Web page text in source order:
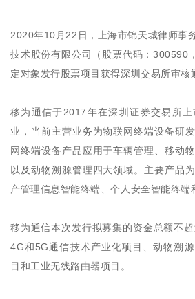
2020年10月22日，上海市锦天城律师事
技术股份有限公司（股票代码：300590
定对象发行股票项目获得深圳交易所审核
移为通信于2017年在深圳证券交易所
业，当前主营业务为物联网终端设备研
网终端设备产品应用于车辆管理、移动
以及动物溯源管理四大领域。主要产品
产管理信息智能终端、个人安全智能终端
移为通信本次发行拟募集的资金总额不
4G和5G通信技术产业化项目、动物溯
目和工业无线路由器项目。